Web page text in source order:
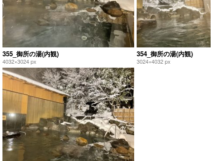
355_御所の湯(内観)
4032×3024 px
354_御所の湯(内観)
3024×4032 px